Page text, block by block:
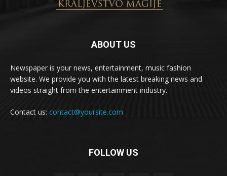
ABOUT US
Newspaper is your news, entertainment, music fashion
website. We provide you with the latest breaking news and
videos straight from the entertainment industry.
Contact us: contact@yoursite.com
FOLLOW US